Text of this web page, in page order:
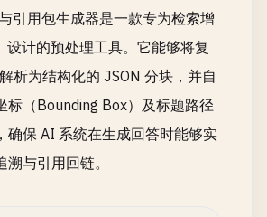
引用包生成器是一款专为检索增
设计的预处理工具。它能够将复
析为结构化的 JSON 分块，并自
标（Bounding Box）及标题路径
确保 AI 系统在生成回答时能够实
与引用回链。